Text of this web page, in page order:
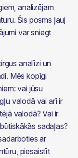
analizējam
Šis posms ļauj
var sniegt
analīzi un
Mēs kopīgi
vai jūsu
valodā vai arī ir
valodā? Vai ir
sadaļas?
ar
piesaistīt